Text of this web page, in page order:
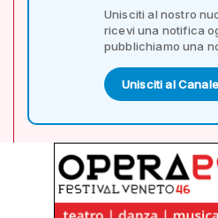
Unisciti al nostro
ricevi una notifica
pubblichiamo una
Unisciti al Canale